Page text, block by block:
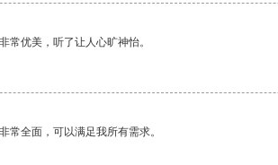
常优美，听了让人心旷神怡。
常全面，可以满足我所有需求。